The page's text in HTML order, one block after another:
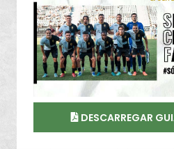
DESCARREGAR